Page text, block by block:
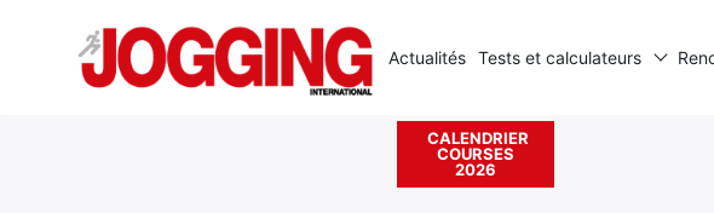
Actualités Tests et calculateurs
CALENDRIER
COURSES
2026
Rechercher